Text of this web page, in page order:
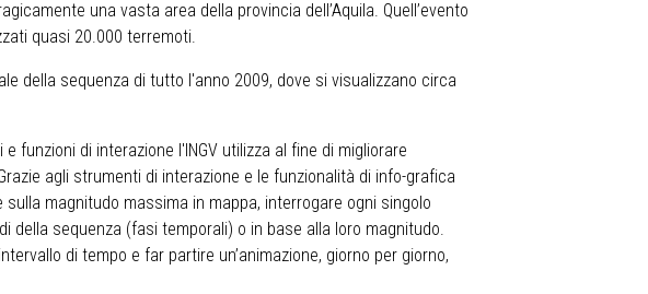
una vasta area della provincia dell’Aquila. Quell’evento
quasi 20.000 terremoti.
della sequenza di tutto l'anno 2009, dove si visualizzano circa
funzioni di interazione l'INGV utilizza al fine di migliorare
agli strumenti di interazione e le funzionalità di info-grafica
magnitudo massima in mappa, interrogare ogni singolo
della sequenza (fasi temporali) o in base alla loro magnitudo.
di tempo e far partire un’animazione, giorno per giorno,